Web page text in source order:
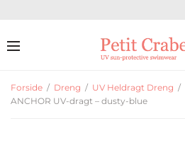
Forside / Dreng / UV Heldragt Dreng /
ANCHOR UV-dragt – dusty-blue